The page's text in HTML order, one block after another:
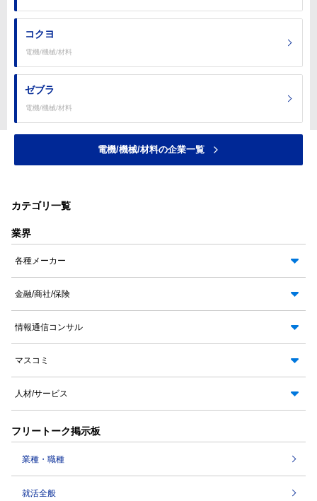
コクヨ
電機/機械/材料
ゼブラ
電機/機械/材料
電機/機械/材料の企業一覧
カテゴリ一覧
業界
各種メーカー
金融/商社/保険
情報通信コンサル
マスコミ
人材/サービス
フリートーク掲示板
業種・職種
就活全般